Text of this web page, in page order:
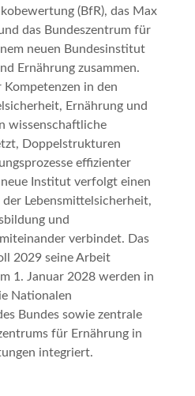
(BfR), das Max
das Bundeszentrum für
neuen Bundesinstitut
Ernährung zusammen.
in den
Ernährung und
wissenschaftliche
Doppelstrukturen
effizienter
Institut verfolgt einen
Lebensmittelsicherheit,
und
verbindet. Das
2029 seine Arbeit
1. Januar 2028 werden in
Nationalen
Bundes sowie zentrale
für Ernährung in
integriert.